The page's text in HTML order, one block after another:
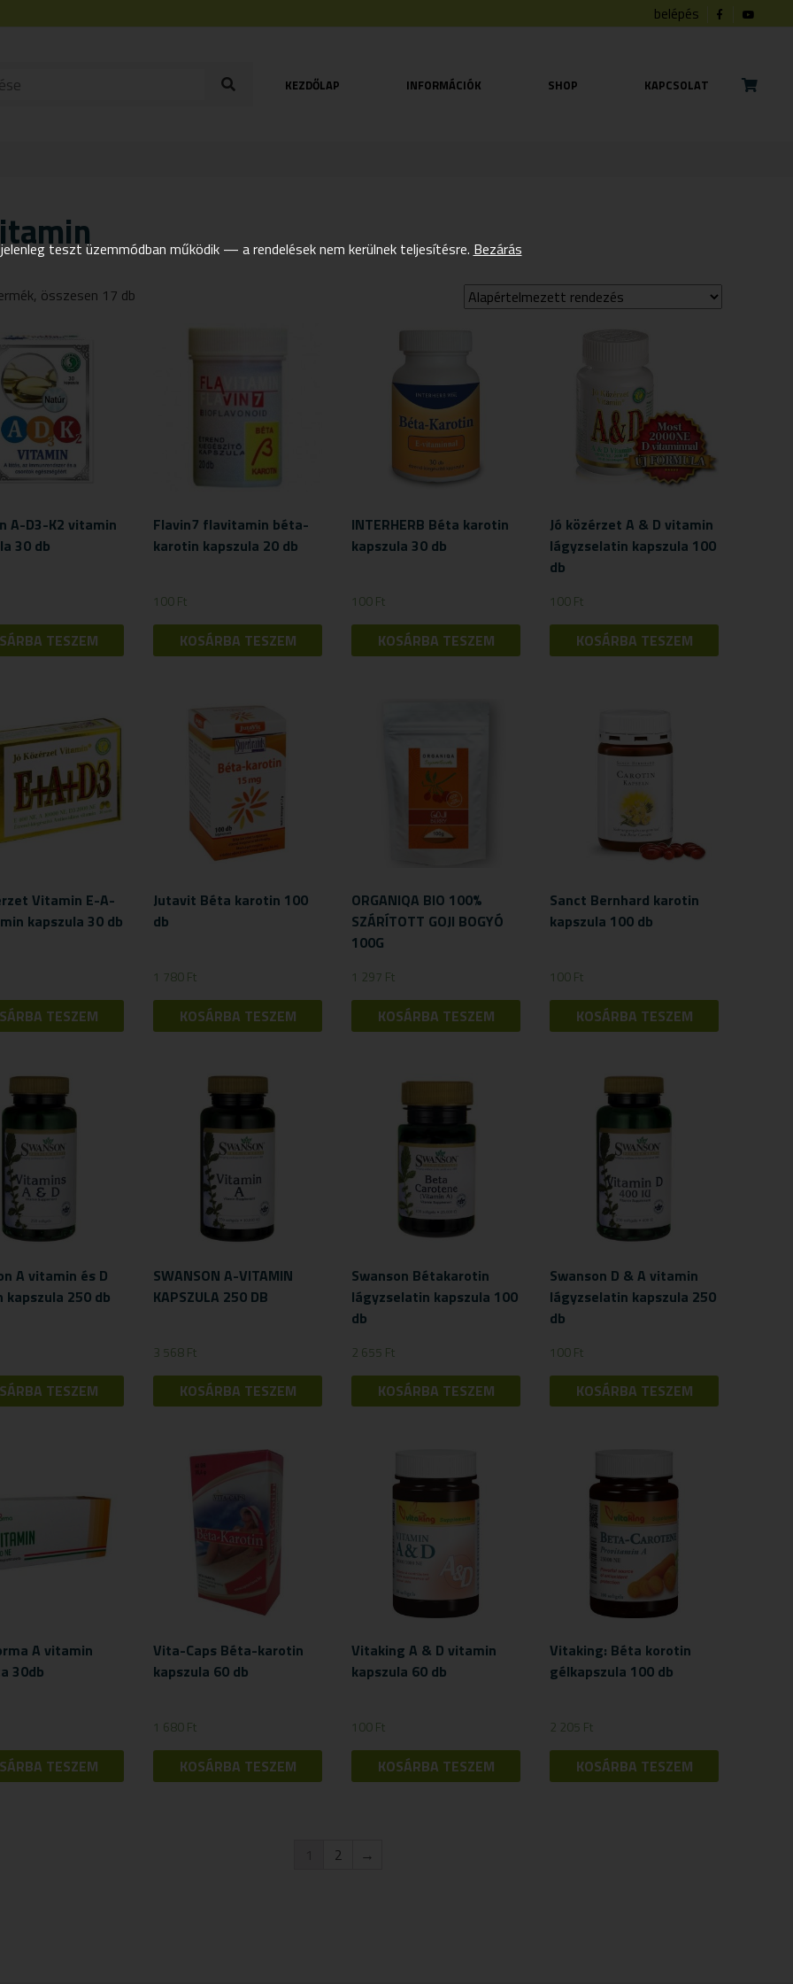
belépés
KEZDŐLAP INFORMÁCIÓK SHOP KAPCSOLAT
összesen 17 db
A-D3-K2 vitamin
30 db
TESZEM
Flavin7 flavitamin béta-
karotin kapszula 20 db
100Ft
KOSÁRBA TESZEM
INTERHERB Béta karotin
kapszula 30 db
100Ft
KOSÁRBA TESZEM
Jó közérzet A & D vitamin
lágyzselatin kapszula 100
db
100Ft
KOSÁRBA TESZEM
Vitamin E-A-
kapszula 30 db
TESZEM
Jutavit Béta karotin 100
db
1 780Ft
KOSÁRBA TESZEM
ORGANIQA BIO 100%
SZÁRÍTOTT GOJI BOGYÓ
100G
1 297 Ft
KOSÁRBA TESZEM
Sanct Bernhard karotin
kapszula 100 db
100Ft
KOSÁRBA TESZEM
A vitamin és D
kapszula 250 db
TESZEM
SWANSON A-VITAMIN
KAPSZULA 250 DB
3 568Ft
KOSÁRBA TESZEM
Swanson Bétakarotin
lágyzselatin kapszula 100
db
2 655 Ft
KOSÁRBA TESZEM
Swanson D & A vitamin
lágyzselatin kapszula 250
db
100Ft
KOSÁRBA TESZEM
A vitamin
30db
TESZEM
Vita-Caps Béta-karotin
kapszula 60 db
1 680Ft
KOSÁRBA TESZEM
Vitaking A & D vitamin
kapszula 60 db
100Ft
KOSÁRBA TESZEM
Vitaking: Béta korotin
gélkapszula 100 db
2 205 Ft
KOSÁRBA TESZEM
2 →
teszt üzemmódban működik — a rendelések nem kerülnek teljesítésre. Bezárás